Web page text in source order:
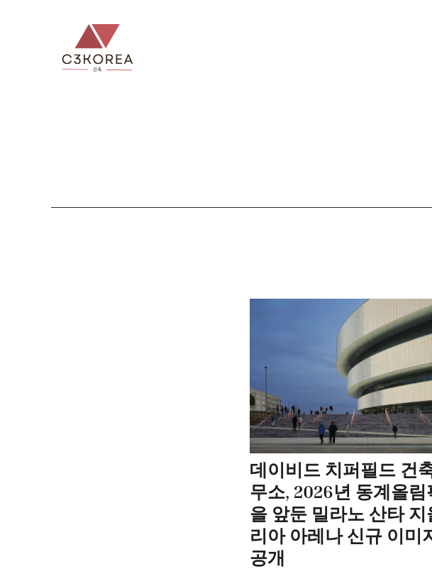
데이비드 치퍼필드 건
무소, 2026년 동계올림
을 앞둔 밀라노 산타 지
리아 아레나 신규 이미
공개